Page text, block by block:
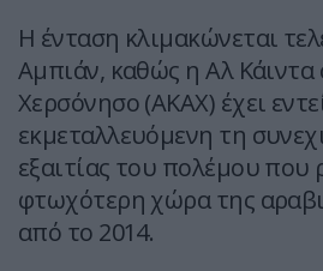
Η ένταση κλιμακώνεται
Αμπιάν, καθώς η Αλ Κάιντα
Χερσόνησο (ΑΚΑΧ) έχει
εκμεταλλευόμενη τη
εξαιτίας του πολέμου που
φτωχότερη χώρα της
από το 2014.